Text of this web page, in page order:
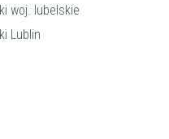
woj. lubelskie
Lublin